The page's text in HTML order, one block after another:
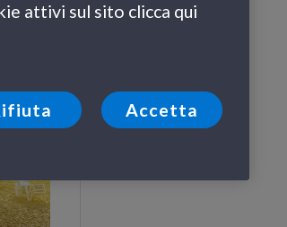
attivi sul sito clicca qui
Accetta